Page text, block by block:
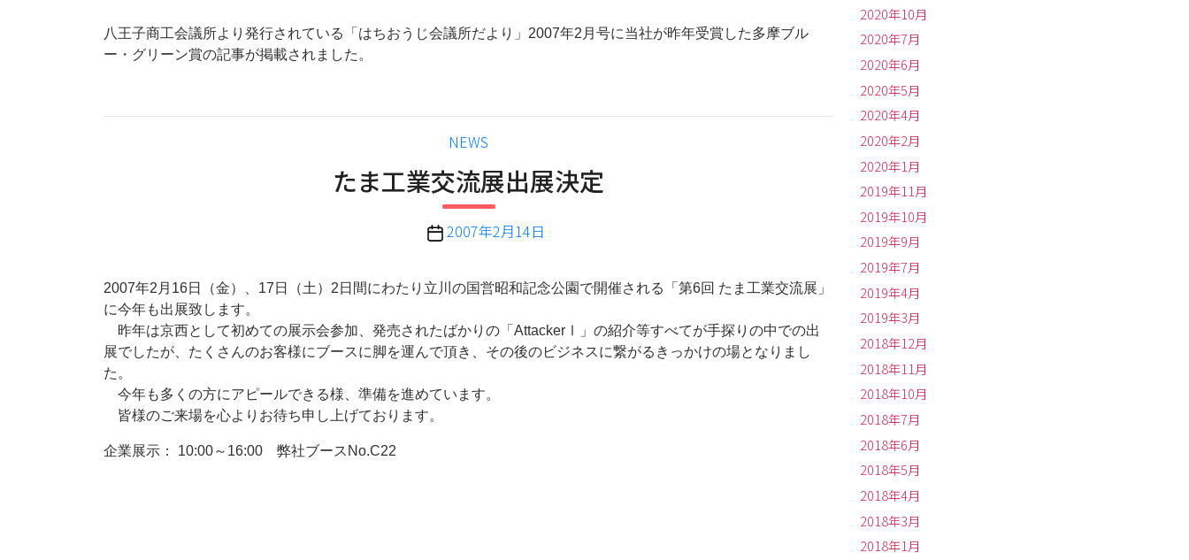
八王子商工会議所より発行されている「はちおうじ会議所だより」2007年2月号に当社が昨年受賞した多摩ブル
ー・グリーン賞の記事が掲載されました。
カ
ゴ
リ
ー
NEWS
たま工業交流展出展決定
投 2007年2月14日
2007年2月16日（金）、17日（土）2日間にわたり立川の国営昭和記念公園で開催される「第6回 たま工業交流展」
に今年も出展致します。
昨年は京西として初めての展示会参加、発売されたばかりの「AttackerⅠ」の紹介等すべてが手探りの中での出
展でしたが、たくさんのお客様にブースに脚を運んで頂き、その後のビジネスに繋がるきっかけの場となりまし
た。
今年も多くの方にアピールできる様、準備を進めています。
皆様のご来場を心よりお待ち申し上げております。
企業展示： 10:00～16:00 弊社ブースNo.C22
2020年10月
2020年7月
2020年6月
2020年5月
2020年4月
2020年2月
2020年1月
2019年11月
2019年10月
2019年9月
2019年7月
2019年4月
2019年3月
2018年12月
2018年11月
2018年10月
2018年7月
2018年6月
2018年5月
2018年4月
2018年3月
2018年1月